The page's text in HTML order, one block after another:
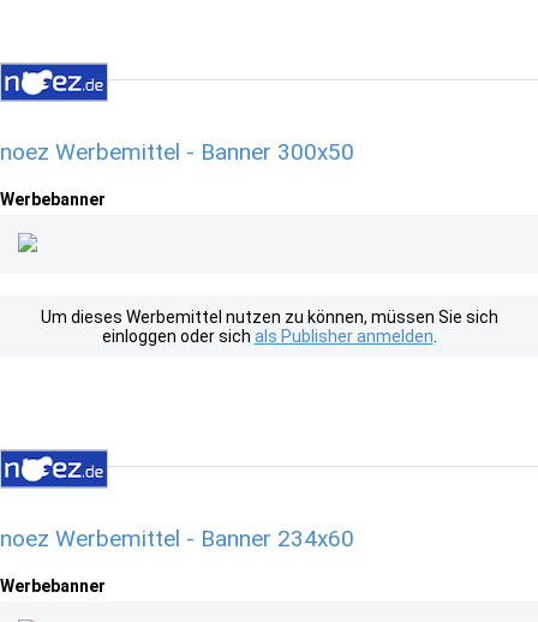
noez Werbemittel - Banner 300x50
Werbebanner
Um dieses Werbemittel nutzen zu können, müssen Sie sich
einloggen oder sich als Publisher anmelden
noez Werbemittel - Banner 234x60
Werbebanner